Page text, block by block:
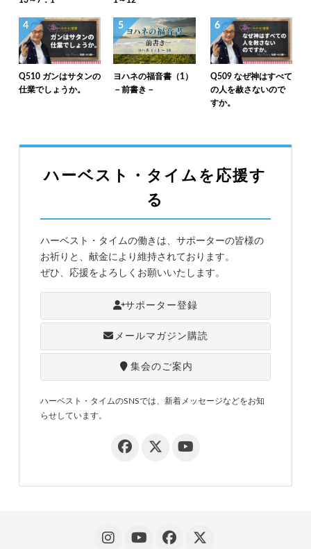
4
Q510 ガンはサタンの
仕業でしょうか。
5
ヨハネの福音書（1）
－前書き－
6
Q509 なぜ神はすべて
の人を赦さないので
すか。
ハーベスト・タイムを応援す
る
ハーベスト・タイムの働きは、サポーターの皆様の
お祈りと、献金により維持されております。
ぜひ、応援をよろしくお願いいたします。
サポーター登録
メールマガジン購読
集会のご案内
ハーベスト・タイムのSNSでは、新着メッセージなどをお知
らせしています。